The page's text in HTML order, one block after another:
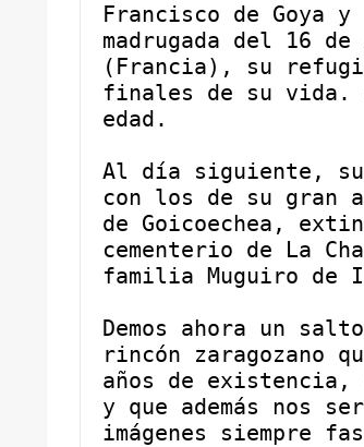
Francisco de Goya
madrugada del 16
(Francia), su
finales de su vida.
edad.
Al día siguiente,
con los de su gran
de Goicoechea,
cementerio de La
familia Muguiro de
Demos ahora un
rincón zaragozano
años de
y que además nos
imágenes siempre